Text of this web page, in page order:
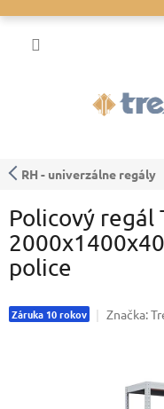
na
RH - univerzálne regály
Policový regál
police
Záruka 10 rokov Značka: